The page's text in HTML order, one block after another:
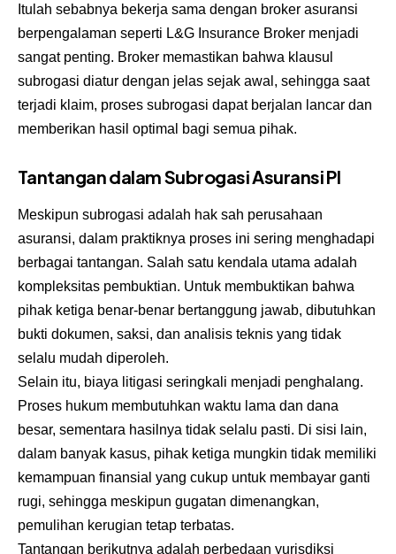
Itulah sebabnya bekerja sama dengan broker asuransi
berpengalaman seperti L&G Insurance Broker menjadi
sangat penting. Broker memastikan bahwa klausul
subrogasi diatur dengan jelas sejak awal, sehingga saat
terjadi klaim, proses subrogasi dapat berjalan lancar dan
memberikan hasil optimal bagi semua pihak.
Tantangan dalam Subrogasi Asuransi PI
Meskipun subrogasi adalah hak sah perusahaan
asuransi, dalam praktiknya proses ini sering menghadapi
berbagai tantangan. Salah satu kendala utama adalah
kompleksitas pembuktian. Untuk membuktikan bahwa
pihak ketiga benar-benar bertanggung jawab, dibutuhkan
bukti dokumen, saksi, dan analisis teknis yang tidak
selalu mudah diperoleh.
Selain itu, biaya litigasi seringkali menjadi penghalang.
Proses hukum membutuhkan waktu lama dan dana
besar, sementara hasilnya tidak selalu pasti. Di sisi lain,
dalam banyak kasus, pihak ketiga mungkin tidak memiliki
kemampuan finansial yang cukup untuk membayar ganti
rugi, sehingga meskipun gugatan dimenangkan,
pemulihan kerugian tetap terbatas.
Tantangan berikutnya adalah perbedaan yurisdiksi